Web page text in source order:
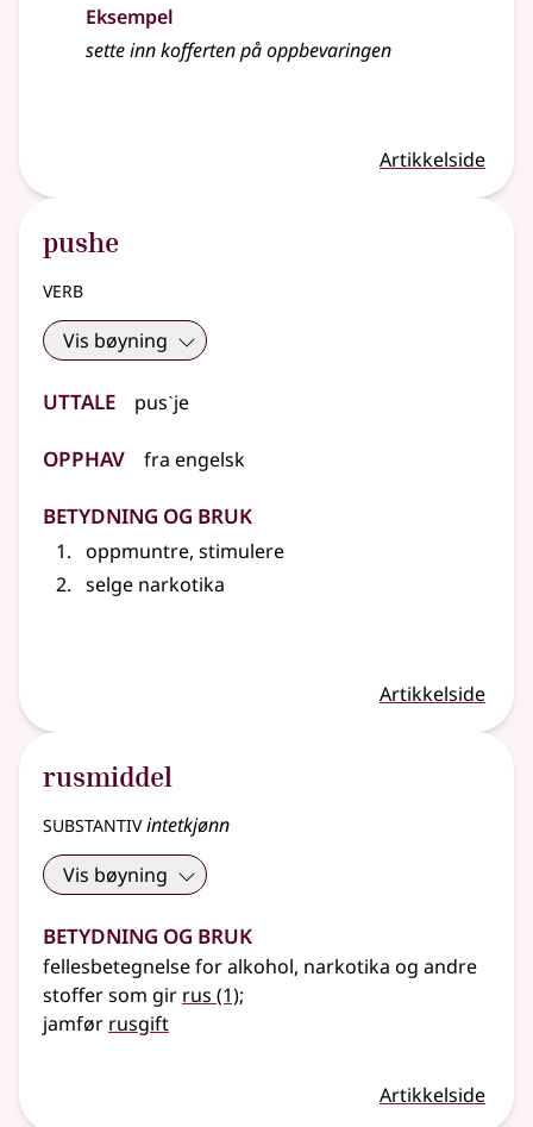
Eksempel
sette inn kofferten påoppbevaringen
Artikkelside
pushe
verb
Vis bøyning
Uttale pusˋje
Opphav fra engelsk
Betydning og bruk
oppmuntre, stimulere
selge narkotika
Artikkelside
rusmiddel
substantivintetkjønn
Vis bøyning
Betydning og bruk
fellesbetegnelse for alkohol, narkotika og andre
stoffer som gir rus (1);
jamfør rusgift
Artikkelside